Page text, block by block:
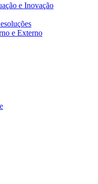
e Inovação
e Externo